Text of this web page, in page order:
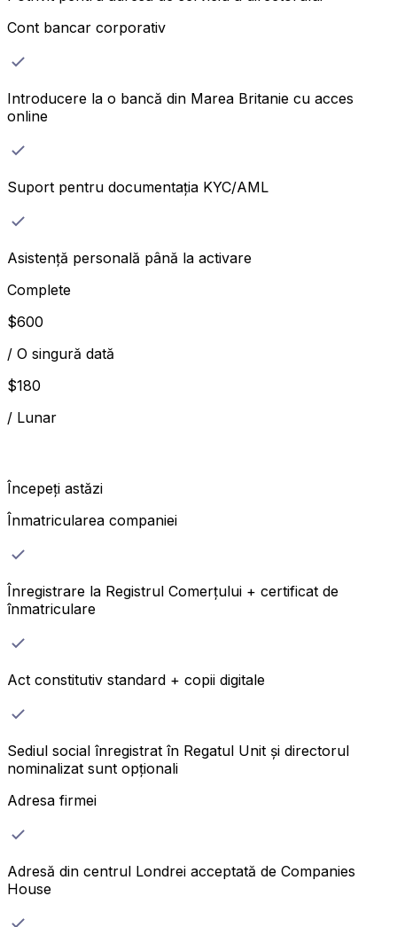
Cont bancar corporativ
Introducere la o bancă din Marea Britanie cu acces
online
Suport pentru documentația KYC/AML
Asistență personală până la activare
Complete
$600
/ O singură dată
$180
/ Lunar
Începeți astăzi
Înmatricularea companiei
Înregistrare la Registrul Comerțului + certificat de
înmatriculare
Act constitutiv standard + copii digitale
Sediul social înregistrat în Regatul Unit și directorul
nominalizat sunt opționali
Adresa firmei
Adresă din centrul Londrei acceptată de Companies
House